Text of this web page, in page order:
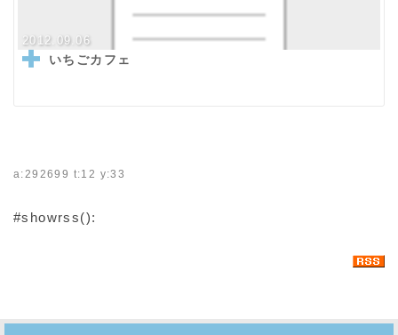
2012.09.06
いちごカフェ
a:292699 t:12 y:33
#showrss():